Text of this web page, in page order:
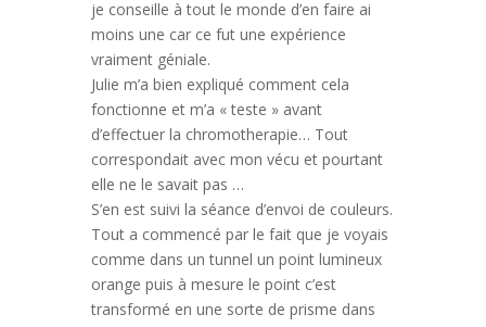
je conseille à tout le monde d’en faire ai
moins une car ce fut une expérience
vraiment géniale.
Julie m’a bien expliqué comment cela
fonctionne et m’a « teste » avant
d’effectuer la chromotherapie… Tout
correspondait avec mon vécu et pourtant
elle ne le savait pas …
S’en est suivi la séance d’envoi de couleurs.
Tout a commencé par le fait que je voyais
comme dans un tunnel un point lumineux
orange puis à mesure le point c’est
transformé en une sorte de prisme dans